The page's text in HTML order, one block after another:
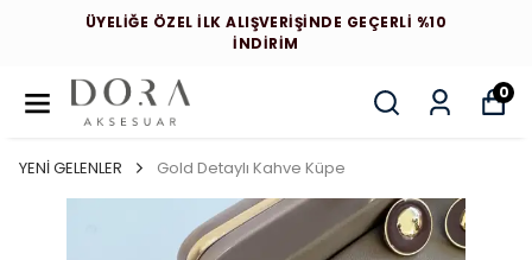
ÜYELİĞE ÖZEL İLK ALIŞVERİŞİNDE GEÇERLİ %10
İNDİRİM
0
YENİ GELENLER Gold Detaylı Kahve Küpe